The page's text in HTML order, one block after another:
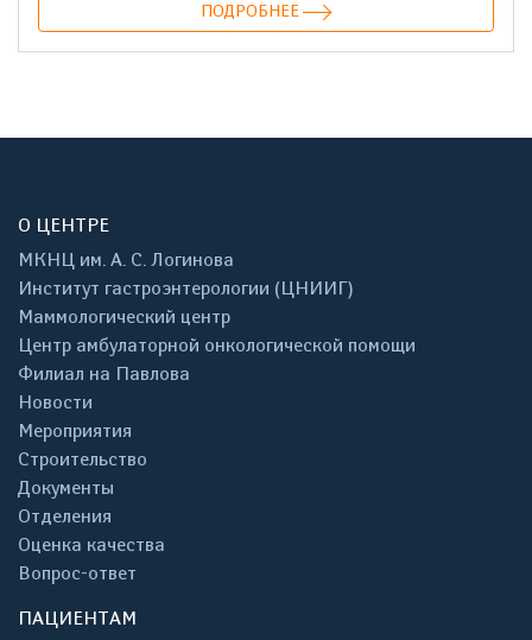
ПОДРОБНЕЕ
О ЦЕНТРЕ
МКНЦ им. А. С. Логинова
Институт гастроэнтерологии (ЦНИИГ)
Маммологический центр
Центр амбулаторной онкологической помощи
Филиал на Павлова
Новости
Мероприятия
Строительство
Документы
Отделения
Оценка качества
Вопрос-ответ
ПАЦИЕНТАМ